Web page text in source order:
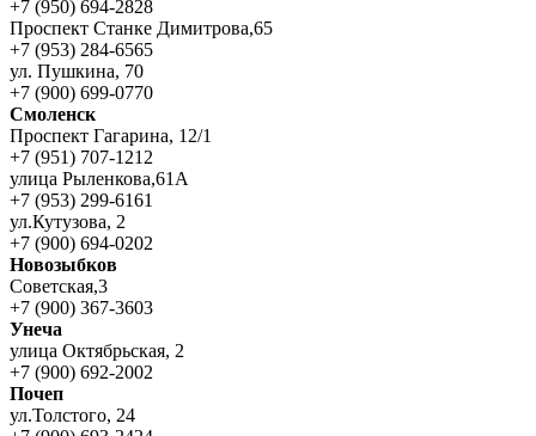
+7 (950) 694-2828
Проспект Станке Димитрова,65
+7 (953) 284-6565
ул. Пушкина, 70
+7 (900) 699-0770
Смоленск
Проспект Гагарина, 12/1
+7 (951) 707-1212
улица Рыленкова,61А
+7 (953) 299-6161
ул.Кутузова, 2
+7 (900) 694-0202
Новозыбков
Советская,3
+7 (900) 367-3603
Унеча
улица Октябрьская, 2
+7 (900) 692-2002
Почеп
ул.Толстого, 24